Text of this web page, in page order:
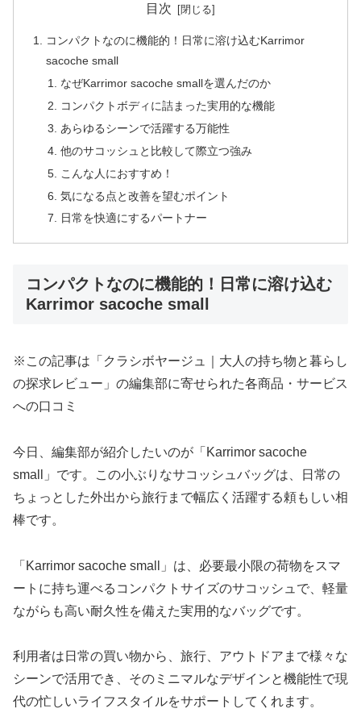
目次
コンパクトなのに機能的！日常に溶け込むKarrimor
sacoche small
なぜKarrimor sacoche smallを選んだのか
コンパクトボディに詰まった実用的な機能
あらゆるシーンで活躍する万能性
他のサコッシュと比較して際立つ強み
こんな人におすすめ！
気になる点と改善を望むポイント
日常を快適にするパートナー
コンパクトなのに機能的！日常に溶け込む
Karrimor sacoche small
※この記事は「クラシボヤージュ｜大人の持ち物と暮らし
の探求レビュー」の編集部に寄せられた各商品・サービス
への口コミ
今日、編集部が紹介したいのが「Karrimor sacoche
small」です。この小ぶりなサコッシュバッグは、日常の
ちょっとした外出から旅行まで幅広く活躍する頼もしい相
棒です。
「Karrimor sacoche small」は、必要最小限の荷物をスマ
ートに持ち運べるコンパクトサイズのサコッシュで、軽量
ながらも高い耐久性を備えた実用的なバッグです。
利用者は日常の買い物から、旅行、アウトドアまで様々な
シーンで活用でき、そのミニマルなデザインと機能性で現
代の忙しいライフスタイルをサポートしてくれます。